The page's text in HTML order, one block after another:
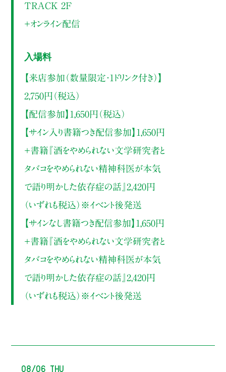
TRACK 2F
＋オンライン配信
入場料
【来店参加（数量限定・1ドリンク付き）】
2,750円（税込）
【配信参加】1,650円（税込）
【サイン入り書籍つき配信参加】1,650円
＋書籍『酒をやめられない文学研究者と
タバコをやめられない精神科医が本気
で語り明かした依存症の話』2,420円
（いずれも税込）※イベント後発送
【サインなし書籍つき配信参加】1,650円
＋書籍『酒をやめられない文学研究者と
タバコをやめられない精神科医が本気
で語り明かした依存症の話』2,420円
（いずれも税込）※イベント後発送
08/06 Thu